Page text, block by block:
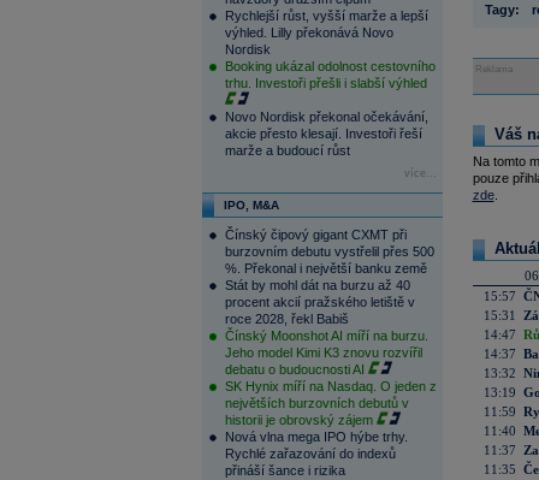
Rychlejší růst, vyšší marže a lepší
výhled. Lilly překonává Novo
Nordisk
Booking ukázal odolnost cestovního
trhu. Investoři přešli i slabší výhled
Novo Nordisk překonal očekávání,
akcie přesto klesají. Investoři řeší
marže a budoucí růst
více...
IPO, M&A
Čínský čipový gigant CXMT při
burzovním debutu vystřelil přes 500
%. Překonal i největší banku země
Stát by mohl dát na burzu až 40
procent akcií pražského letiště v
roce 2028, řekl Babiš
Čínský Moonshot AI míří na burzu.
Jeho model Kimi K3 znovu rozvířil
debatu o budoucnosti AI
SK Hynix míří na Nasdaq. O jeden z
největších burzovních debutů v
historii je obrovský zájem
Nová vlna mega IPO hýbe trhy.
Rychlé zařazování do indexů
přináší šance i rizika
Tagy:
Reklama
Váš
Na tomto
pouze
zde.
15:57
15:31
14:47
14:37
13:32
13:19
11:59
11:40
11:37
11:35